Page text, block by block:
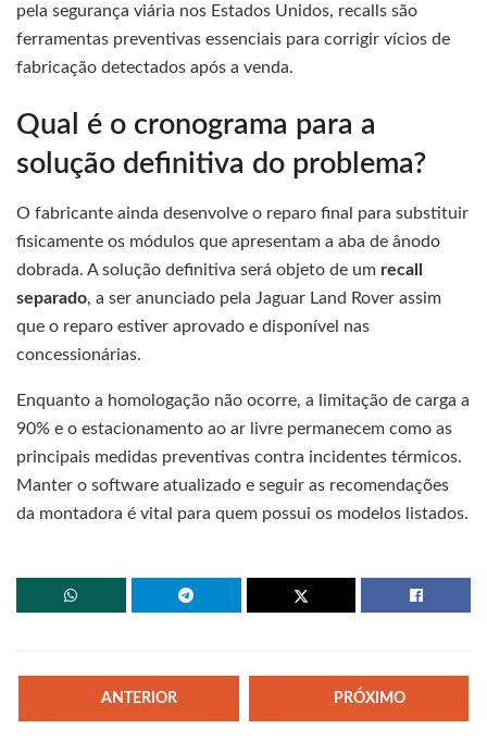
pela segurança viária nos Estados Unidos, recalls são
ferramentas preventivas essenciais para corrigir vícios de
fabricação detectados após a venda.
Qual é o cronograma para a
solução definitiva do problema?
O fabricante ainda desenvolve o reparo final para substituir
fisicamente os módulos que apresentam a aba de ânodo
dobrada. A solução definitiva será objeto de um recall
separado, a ser anunciado pela Jaguar Land Rover assim
que o reparo estiver aprovado e disponível nas
concessionárias.
Enquanto a homologação não ocorre, a limitação de carga a
90% e o estacionamento ao ar livre permanecem como as
principais medidas preventivas contra incidentes térmicos.
Manter o software atualizado e seguir as recomendações
da montadora é vital para quem possui os modelos listados.
ANTERIOR PRÓXIMO